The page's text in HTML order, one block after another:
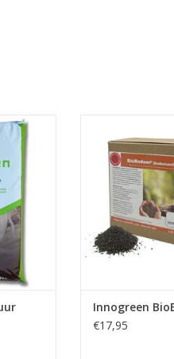
om
te
dit
aan- en
vaste
organische
waarmee
bodemleven
Het bevat diverse
organismen
verschillende
TOEVOEGEN AAN
Innogreen
€17,95